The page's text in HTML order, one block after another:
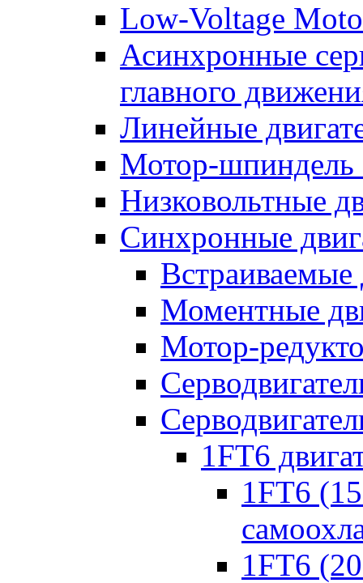
Low-Voltage
Асинхронные
главного
Линейные
Мотор-шпиндель
Низковольтные
Синхронные
Встраиваемые
Моментные
Мотор-
1FT6
1FT6
1FT6